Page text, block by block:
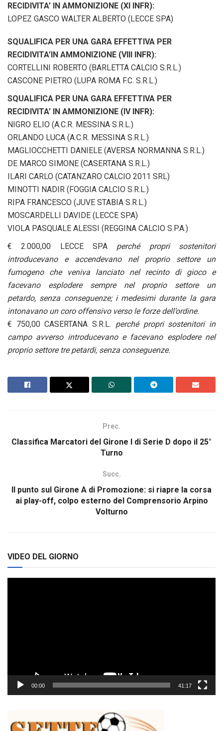
RECIDIVITA’ IN AMMONIZIONE (XI INFR):
LOPEZ GASCO WALTER ALBERTO (LECCE SPA)
SQUALIFICA PER UNA GARA EFFETTIVA PER
RECIDIVITA’IN AMMONIZIONE (VIII INFR):
CORTELLINI ROBERTO (BARLETTA CALCIO S.R.L.)
CASCONE PIETRO (LUPA ROMA F.C. S.R.L.)
SQUALIFICA PER UNA GARA EFFETTIVA PER
RECIDIVITA’ IN AMMONIZIONE (IV INFR):
NIGRO ELIO (A.C.R. MESSINA S.R.L.)
ORLANDO LUCA (A.C.R. MESSINA S.R.L.)
MAGLIOCCHETTI DANIELE (AVERSA NORMANNA S.R.L.)
DE MARCO SIMONE (CASERTANA S.R.L.)
ILARI CARLO (CATANZARO CALCIO 2011 SRL)
MINOTTI NADIR (FOGGIA CALCIO S.R.L.)
RIPA FRANCESCO (JUVE STABIA S.R.L.)
MOSCARDELLI DAVIDE (LECCE SPA)
VIOLA PASQUALE ALESSI (REGGINA CALCIO S.P.A.)
€ 2.000,00 LECCE SPA perché propri sostenitori
introducevano e accendevano nel proprio settore un
fumogeno che veniva lanciato nel recinto di gioco e
facevano esplodere sempre nel proprio settore un
petardo, senza conseguenze; i medesimi durante la gara
intonavano un coro offensivo verso le forze dell’ordine.
€ 750,00 CASERTANA S.R.L. perché propri sostenitori in
campo avverso introducevano e facevano esplodere nel
proprio settore tre petardi, senza conseguenze.
Prec.
Classifica Marcatori del Girone I di Serie D dopo il 25°
Turno
Succ.
Il punto sul Girone A di Promozione: si riapre la corsa
ai play-off, colpo esterno del Comprensorio Arpino
Volturno
VIDEO DEL GIORNO
00:00 41:17